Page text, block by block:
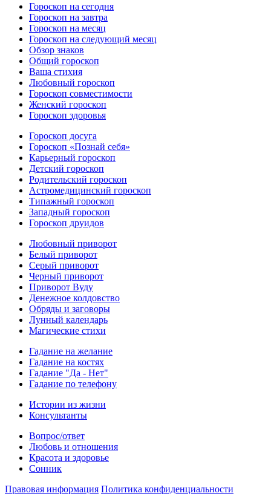
Гороскоп на сегодня
Гороскоп на завтра
Гороскоп на месяц
Гороскоп на следующий месяц
Обзор знаков
Общий гороскоп
Ваша стихия
Любовный гороскоп
Гороскоп совместимости
Женский гороскоп
Гороскоп здоровья
Гороскоп досуга
Гороскоп «Познай себя»
Карьерный гороскоп
Детский гороскоп
Родительский гороскоп
Астромедицинский гороскоп
Типажный гороскоп
Западный гороскоп
Гороскоп друидов
Любовный приворот
Белый приворот
Серый приворот
Черный приворот
Приворот Вуду
Денежное колдовство
Обряды и заговоры
Лунный календарь
Магические стихи
Гадание на желание
Гадание на костях
Гадание "Да - Нет"
Гадание по телефону
Истории из жизни
Консультанты
Вопрос/ответ
Любовь и отношения
Красота и здоровье
Сонник
Правовая информация Политика конфиденциальности